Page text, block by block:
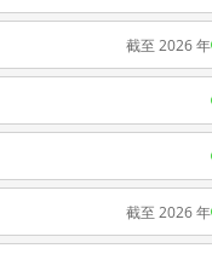
截至 2026 年
截至 2026 年